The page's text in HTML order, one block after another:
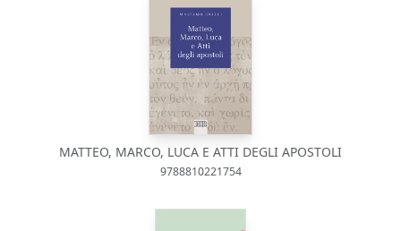
MATTEO, MARCO, LUCA E ATTI DEGLI APOSTOLI
9788810221754